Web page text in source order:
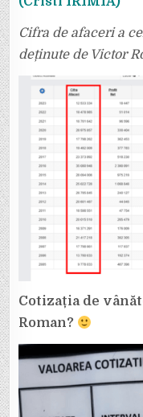
Cifra de afaceri a
deținute de Victor
Cotizația de
Roman?